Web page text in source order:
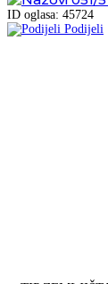
ID oglasa: 45724
Podijeli